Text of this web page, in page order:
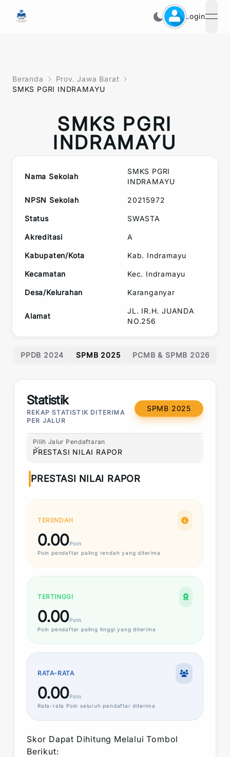
Login
Beranda
Prov. Jawa Barat
SMKS PGRI INDRAMAYU
SMKS PGRI
INDRAMAYU
Nama Sekolah
SMKS PGRI
INDRAMAYU
NPSN Sekolah 20215972
Status SWASTA
Akreditasi A
Kabupaten/Kota Kab. Indramayu
Kecamatan Kec. Indramayu
Desa/Kelurahan Karanganyar
Alamat
JL. IR.H. JUANDA
NO.256
PPDB 2024 SPMB 2025 PCMB & SPMB 2026
Statistik
REKAP STATISTIK DITERIMA
PER JALUR
SPMB 2025
Pilih Jalur Pendaftaran
Pilih Jalur Pendaftaran
PRESTASI NILAI RAPOR
PRESTASI NILAI RAPOR
TERENDAH
0.00Poin
Poin pendaftar paling rendah yang diterima
TERTINGGI
0.00Poin
Poin pendaftar paling tinggi yang diterima
RATA-RATA
0.00Poin
Rata-rata Poin seluruh pendaftar diterima
Skor Dapat Dihitung Melalui Tombol
Berikut: